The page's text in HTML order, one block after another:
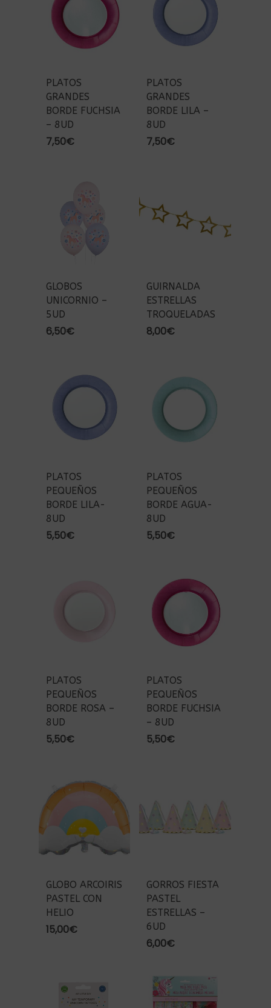
PLATOS
GRANDES
BORDE FUCHSIA
– 8UD
7,50€
PLATOS
GRANDES
BORDE LILA –
8UD
7,50€
GLOBOS
UNICORNIO –
5UD
6,50€
GUIRNALDA
ESTRELLAS
TROQUELADAS
8,00€
PLATOS
PEQUEÑOS
BORDE LILA-
8UD
5,50€
PLATOS
PEQUEÑOS
BORDE AGUA-
8UD
5,50€
PLATOS
PEQUEÑOS
BORDE ROSA –
8UD
5,50€
PLATOS
PEQUEÑOS
BORDE FUCHSIA
– 8UD
5,50€
GLOBO ARCOIRIS
PASTEL CON
HELIO
15,00€
GORROS FIESTA
PASTEL
ESTRELLAS –
6UD
6,00€